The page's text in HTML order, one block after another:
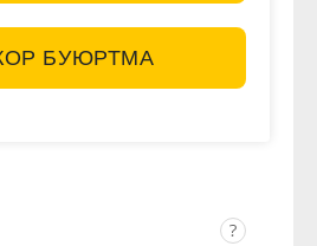
БУЮРТМА